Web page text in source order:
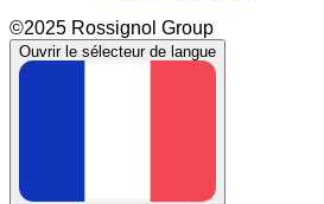
©2025 Rossignol Group
Ouvrir le sélecteur de langue